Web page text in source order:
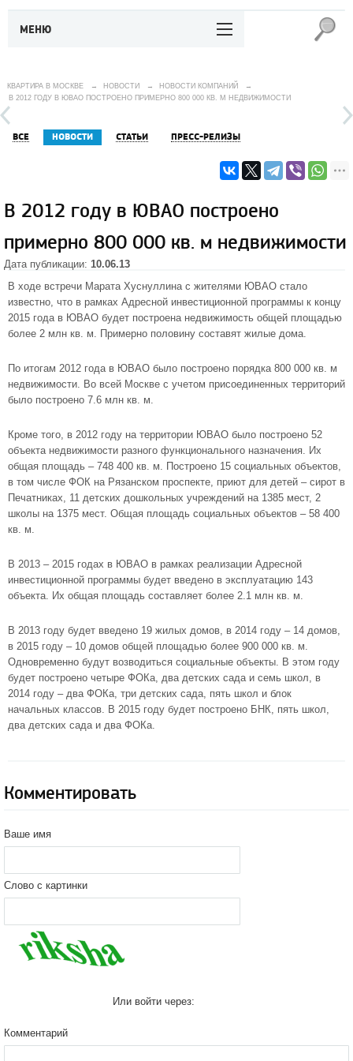
МЕНЮ
КВАРТИРА В МОСКВЕ → НОВОСТИ → НОВОСТИ КОМПАНИЙ
→
В 2012 ГОДУ В ЮВАО ПОСТРОЕНО ПРИМЕРНО 800 000 КВ. М НЕДВИЖИМОСТИ
ВСЕ НОВОСТИ СТАТЬИ ПРЕСС-РЕЛИЗЫ
В 2012 году в ЮВАО построено
примерно 800 000 кв. м недвижимости
Дата публикации: 10.06.13
В ходе встречи Марата Хуснуллина с жителями ЮВАО стало
известно, что в рамках Адресной инвестиционной программы к концу
2015 года в ЮВАО будет построена недвижимость общей площадью
более 2 млн кв. м. Примерно половину составят жилые дома.
По итогам 2012 года в ЮВАО было построено порядка 800 000 кв. м
недвижимости. Во всей Москве с учетом присоединенных территорий
было построено 7.6 млн кв. м.
Кроме того, в 2012 году на территории ЮВАО было построено 52
объекта недвижимости разного функционального назначения. Их
общая площадь – 748 400 кв. м. Построено 15 социальных объектов,
в том числе ФОК на Рязанском проспекте, приют для детей – сирот в
Печатниках, 11 детских дошкольных учреждений на 1385 мест, 2
школы на 1375 мест. Общая площадь социальных объектов – 58 400
кв. м.
В 2013 – 2015 годах в ЮВАО в рамках реализации Адресной
инвестиционной программы будет введено в эксплуатацию 143
объекта. Их общая площадь составляет более 2.1 млн кв. м.
В 2013 году будет введено 19 жилых домов, в 2014 году – 14 домов,
в 2015 году – 10 домов общей площадью более 900 000 кв. м.
Одновременно будут возводиться социальные объекты. В этом году
будет построено четыре ФОКа, два детских сада и семь школ, в
2014 году – два ФОКа, три детских сада, пять школ и блок
начальных классов. В 2015 году будет построено БНК, пять школ,
два детских сада и два ФОКа.
Комментировать
Ваше имя
Слово с картинки
Или войти через:
Комментарий